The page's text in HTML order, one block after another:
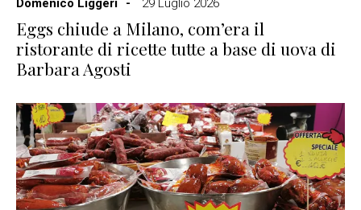
Eggs chiude a Milano, com’era il
ristorante di ricette tutte a base di uova di
Barbara Agosti